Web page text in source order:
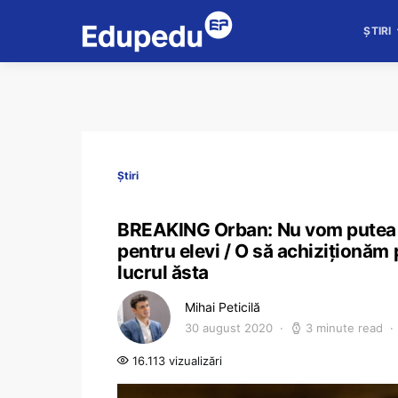
ȘTIRI
Știri
BREAKING Orban: Nu vom
pentru elevi / O să
lucrul ăsta
Mihai Peticilă
30 august 2020 3 minute read
16.113 vizualizări